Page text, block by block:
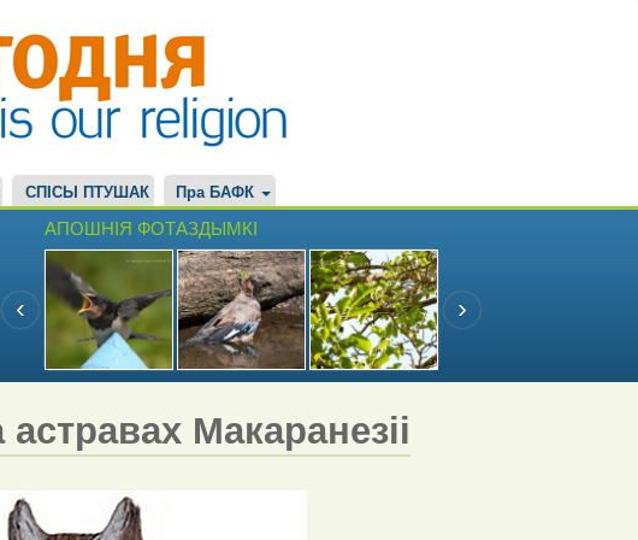
СПІСЫ ПТУШАК Пра БАФК
АПОШНІЯ ФОТАЗДЫМКІ
Макаранезіі